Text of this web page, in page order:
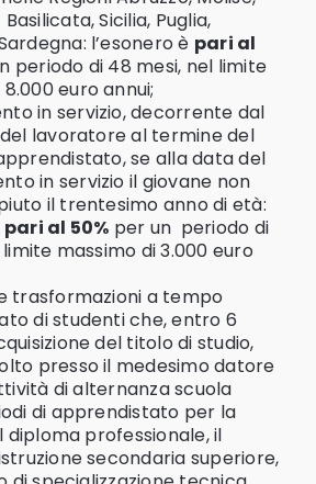
Sicilia, Puglia,
l’esonero è pari al
periodo di 48 mesi, nel limite
euro annui;
in servizio, decorrente dal
del lavoratore al termine del
se alla data del
in servizio il giovane non
il trentesimo anno di età:
pari al 50% per un periodo di
limite massimo di 3.000 euro
trasformazioni a tempo
di studenti che, entro 6
del titolo di studio,
presso il medesimo datore
di alternanza scuola
di apprendistato per la
diploma professionale, il
secondaria superiore,